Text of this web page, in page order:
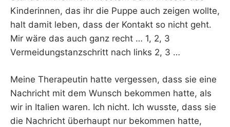
Kinderinnen, das ihr die Puppe auch zeigen wollte,
halt damit leben, dass der Kontakt so nicht geht.
Mir wäre das auch ganz recht … 1, 2, 3
Vermeidungstanzschritt nach links 2, 3 …
Meine Therapeutin hatte vergessen, dass sie eine
Nachricht mit dem Wunsch bekommen hatte, als
wir in Italien waren. Ich nicht. Ich wusste, dass sie
die Nachricht überhaupt nur bekommen hatte,